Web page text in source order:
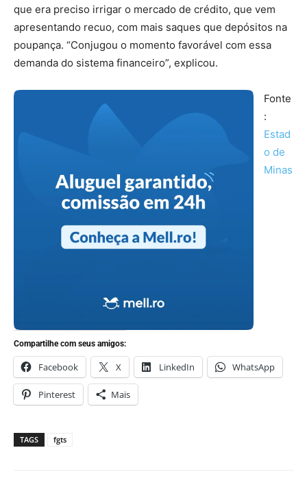
que era preciso irrigar o mercado de crédito, que vem
apresentando recuo, com mais saques que depósitos na
poupança. “Conjugou o momento favorável com essa
demanda do sistema financeiro”, explicou.
Fonte
:
Estad
o de
Minas
Compartilhe com seus amigos:
Facebook X LinkedIn WhatsApp
Pinterest Mais
TAGS fgts